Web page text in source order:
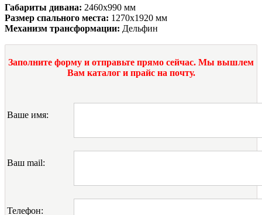
Габариты дивана: 2460х990 мм
Размер спального места: 1270х1920 мм
Механизм трансформации: Дельфин
Заполните форму и отправьте прямо сейчас. Мы вышлем
Вам каталог и прайс на почту.
Ваше имя:
Ваш mail:
Телефон: